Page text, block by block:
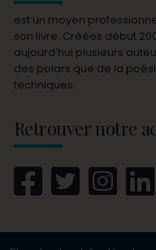
est un moyen
son livre. Créées début
aujourd’hui plusieurs
des polars que de la
techniques.
Retrouver notre